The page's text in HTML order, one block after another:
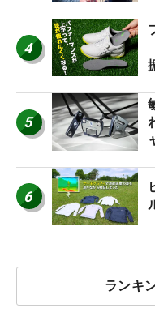
4
5
6
ランキ